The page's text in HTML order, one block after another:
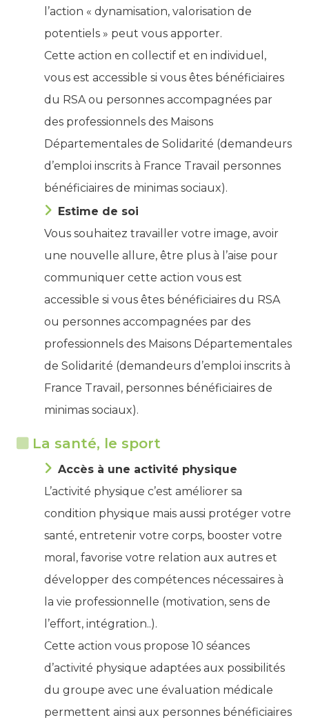
l’action « dynamisation, valorisation de
potentiels » peut vous apporter.
Cette action en collectif et en individuel,
vous est accessible si vous êtes bénéficiaires
du RSA ou personnes accompagnées par
des professionnels des Maisons
Départementales de Solidarité (demandeurs
d’emploi inscrits à France Travail personnes
bénéficiaires de minimas sociaux).
Estime de soi
Vous souhaitez travailler votre image, avoir
une nouvelle allure, être plus à l’aise pour
communiquer cette action vous est
accessible si vous êtes bénéficiaires du RSA
ou personnes accompagnées par des
professionnels des Maisons Départementales
de Solidarité (demandeurs d’emploi inscrits à
France Travail, personnes bénéficiaires de
minimas sociaux).
La santé, le sport
Accès à une activité physique
L’activité physique c’est améliorer sa
condition physique mais aussi protéger votre
santé, entretenir votre corps, booster votre
moral, favorise votre relation aux autres et
développer des compétences nécessaires à
la vie professionnelle (motivation, sens de
l’effort, intégration..).
Cette action vous propose 10 séances
d’activité physique adaptées aux possibilités
du groupe avec une évaluation médicale
permettent ainsi aux personnes bénéficiaires